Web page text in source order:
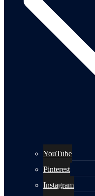
YouTube
Pinterest
Instagram